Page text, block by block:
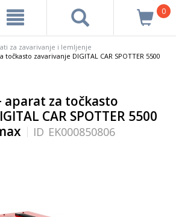
0
za zavarivanje i lemljenje
točkasto zavarivanje DIGITAL CAR SPOTTER 5500
aparat za točkasto
CAR SPOTTER 5500
ID EK000850806